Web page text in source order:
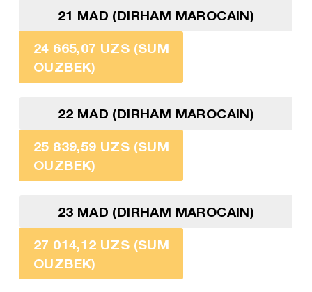
21 MAD (DIRHAM MAROCAIN)
24 665,07 UZS (SUM
OUZBEK)
22 MAD (DIRHAM MAROCAIN)
25 839,59 UZS (SUM
OUZBEK)
23 MAD (DIRHAM MAROCAIN)
27 014,12 UZS (SUM
OUZBEK)